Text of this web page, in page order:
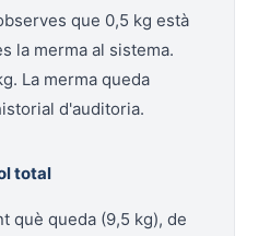
que 0,5 kg està
la merma al sistema.
La merma queda
d'auditoria.
total
què queda (9,5 kg), de